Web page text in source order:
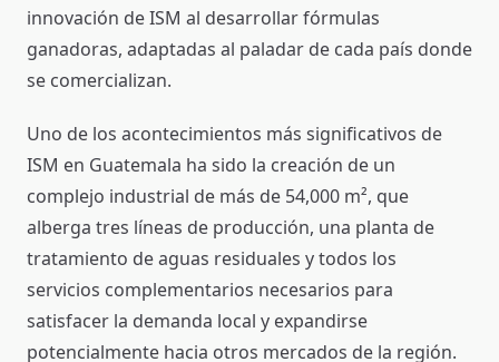
innovación de ISM al desarrollar fórmulas
ganadoras, adaptadas al paladar de cada país donde
se comercializan.
Uno de los acontecimientos más significativos de
ISM en Guatemala ha sido la creación de un
complejo industrial de más de 54,000 m², que
alberga tres líneas de producción, una planta de
tratamiento de aguas residuales y todos los
servicios complementarios necesarios para
satisfacer la demanda local y expandirse
potencialmente hacia otros mercados de la región.